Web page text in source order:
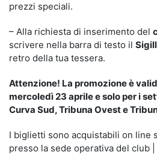
prezzi speciali.
– Alla richiesta di inserimento del
scrivere nella barra di testo il
retro della tua tessera.
Attenzione! La promozione è
mercoledì 23 aprile e solo per i
Curva Sud, Tribuna Ovest e
I biglietti sono acquistabili on line
presso la sede operativa del club